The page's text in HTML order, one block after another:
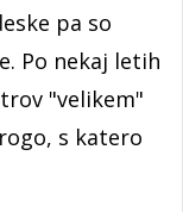
pa so
Po nekaj letih
"velikem"
s katero